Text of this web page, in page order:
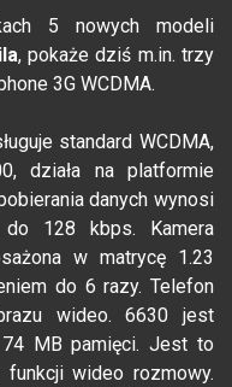
5 nowych modeli
, pokaże dziś m.in. trzy
3G WCDMA.
standard WCDMA,
działa na platformie
danych wynosi
do 128 kbps. Kamera
w matrycę 1.23
do 6 razy. Telefon
wideo. 6630 jest
MB pamięci. Jest to
wideo rozmowy.